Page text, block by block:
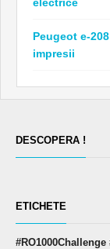
Peugeot e-
impresii
DESCOPERA !
ETICHETE
#RO1000Challenge